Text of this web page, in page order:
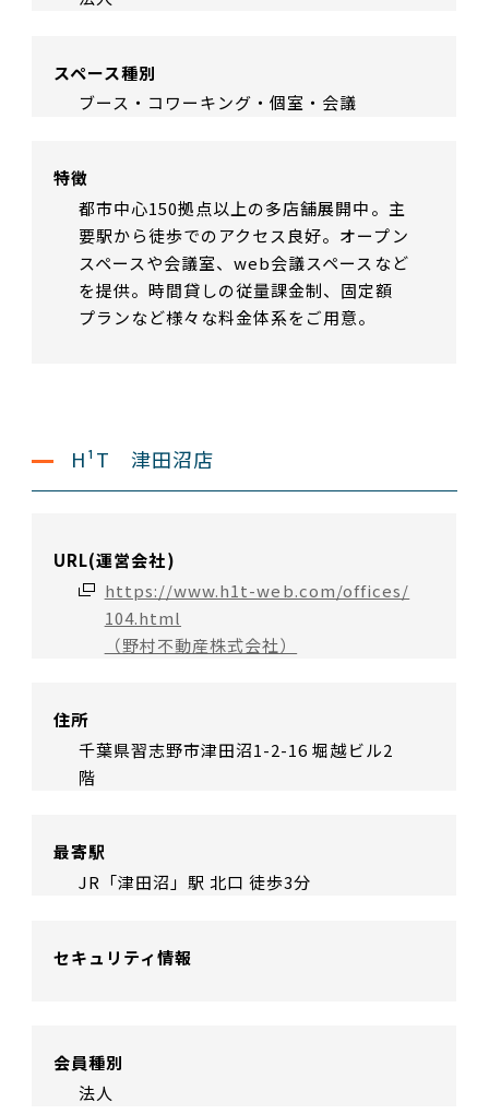
スペース種別
ブース・コワーキング・個室・会議
特徴
都市中心150拠点以上の多店舗展開中。主
要駅から徒歩でのアクセス良好。オープン
スペースや会議室、web会議スペースなど
を提供。時間貸しの従量課金制、固定額
プランなど様々な料金体系をご用意。
H¹T 津田沼店
URL(運営会社)
https://www.h1t-web.com/offices/
104.html
（野村不動産株式会社）
住所
千葉県習志野市津田沼1-2-16 堀越ビル2
階
最寄駅
JR「津田沼」駅 北口 徒歩3分
セキュリティ情報
会員種別
法人